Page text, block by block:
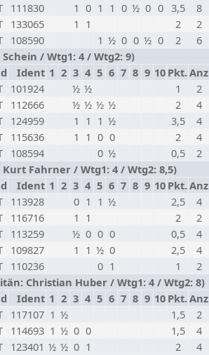
111830 1 0 1 1 0 ½ 0 0 3,5 8
133065 1 1 2 2
108590 1 ½ 0 0 ½ 0 2 6
/ Wtg1: 4 / Wtg2: 9)
Ident 1 2 3 4 5 6 7 8 9 10 Pkt.Anz
101924 ½ ½ 1 2
112666 ½ ½ ½ ½ 2 4
124959 1 1 1 ½ 3,5 4
115636 1 1 0 0 2 4
108594 0 ½ 0,5 2
Kurt Fahrner / Wtg1: 4 / Wtg2: 8,5)
Ident 1 2 3 4 5 6 7 8 9 10 Pkt.Anz
113928 0 1 1 ½ 2,5 4
116716 1 1 2 2
113259 ½ 0 0 0 0,5 4
109827 1 1 ½ 0 2,5 4
110236 0 1 1 2
Christian Huber / Wtg1: 4 / Wtg2: 8)
Ident 1 2 3 4 5 6 7 8 9 10 Pkt.Anz
117107 1 ½ 1,5 2
114693 1 ½ 0 0 1,5 4
123401 ½ ½ 0 1 2 4